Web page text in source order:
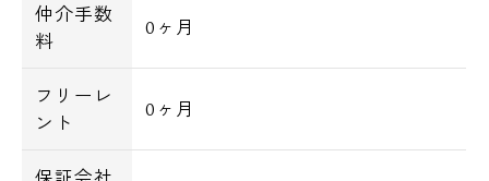
仲介手数
料
0ヶ月
フリーレ
ント
0ヶ月